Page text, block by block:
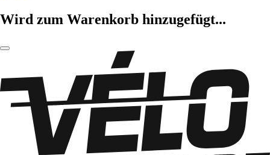
Wird zum Warenkorb hinzugefügt...